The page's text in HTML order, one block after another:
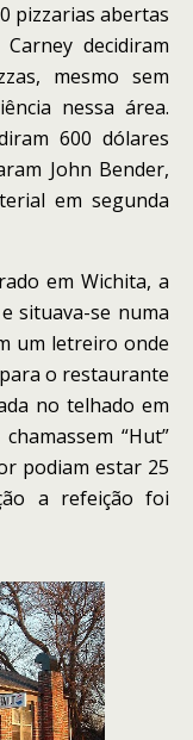
pizzarias abertas
decidiram
mesmo sem
nessa área.
600 dólares
John Bender,
em segunda
em Wichita, a
situava-se numa
um letreiro onde
o restaurante
no telhado em
“Hut”
podiam estar 25
a refeição foi